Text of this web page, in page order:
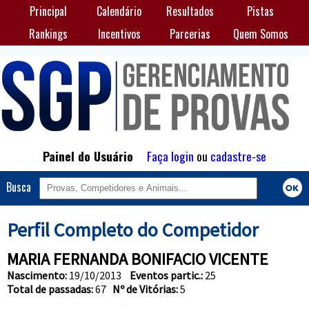
Principal Calendário Resultados
Pistas
Rankings
Incentivos Parcerias Quem Somos
Painel do Usuário Faça login ou cadastre-se
Busca
Perfil Completo do Competidor
MARIA FERNANDA BONIFACIO VICENTE
Nascimento: 19/10/2013 Eventos partic.: 25
Total de passadas:67 Nº de Vitórias:5